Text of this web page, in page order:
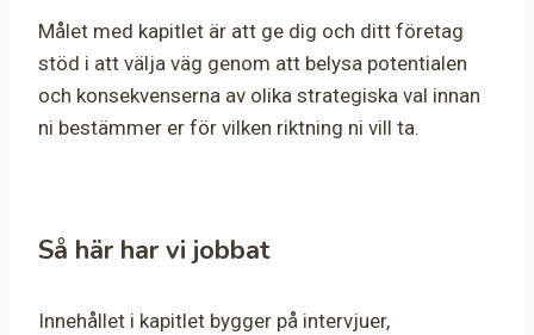
Målet med kapitlet är att ge dig och ditt företag
stöd i att välja väg genom att belysa potentialen
och konsekvenserna av olika strategiska val innan
ni bestämmer er för vilken riktning ni vill ta.
Så här har vi jobbat
Innehållet i kapitlet bygger på intervjuer,